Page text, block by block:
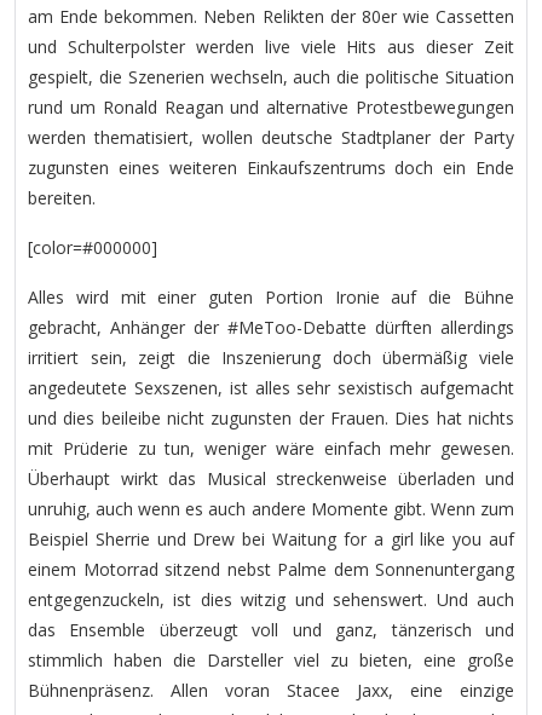
am Ende bekommen. Neben Relikten der 80er wie Cassetten
und Schulterpolster werden live viele Hits aus dieser Zeit
gespielt, die Szenerien wechseln, auch die politische Situation
rund um Ronald Reagan und alternative Protestbewegungen
werden thematisiert, wollen deutsche Stadtplaner der Party
zugunsten eines weiteren Einkaufszentrums doch ein Ende
bereiten.
[color=#000000]
Alles wird mit einer guten Portion Ironie auf die Bühne
gebracht, Anhänger der #MeToo-Debatte dürften allerdings
irritiert sein, zeigt die Inszenierung doch übermäßig viele
angedeutete Sexszenen, ist alles sehr sexistisch aufgemacht
und dies beileibe nicht zugunsten der Frauen. Dies hat nichts
mit Prüderie zu tun, weniger wäre einfach mehr gewesen.
Überhaupt wirkt das Musical streckenweise überladen und
unruhig, auch wenn es auch andere Momente gibt. Wenn zum
Beispiel Sherrie und Drew bei Waitung for a girl like you auf
einem Motorrad sitzend nebst Palme dem Sonnenuntergang
entgegenzuckeln, ist dies witzig und sehenswert. Und auch
das Ensemble überzeugt voll und ganz, tänzerisch und
stimmlich haben die Darsteller viel zu bieten, eine große
Bühnenpräsenz. Allen voran Stacee Jaxx, eine einzige